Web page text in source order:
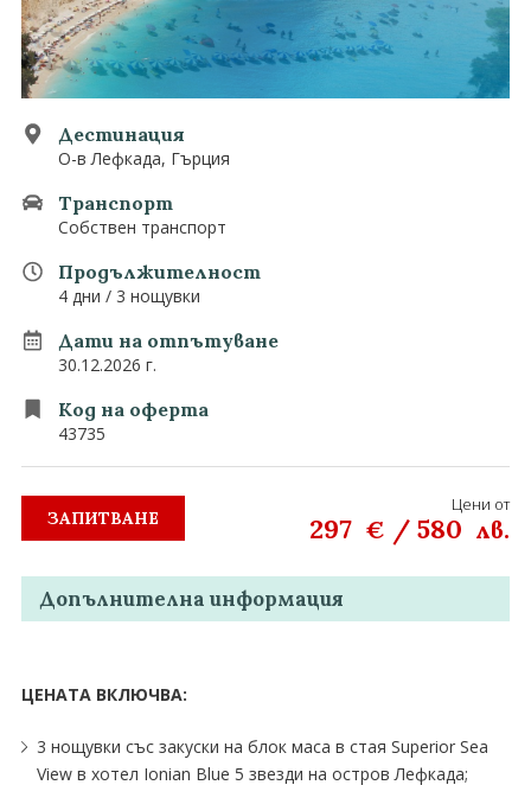
Екзотични
0882 907 335 Запитване
Последвайте ни
Дестинация
О-в Лефкада, Гърция
Транспорт
Собствен транспорт
Продължителност
4 дни / 3 нощувки
Дати на отпътуване
30.12.2026 г.
Код на оферта
43735
ЗАПИТВАНЕ
Цени от
297 € /580 лв.
Допълнителна информация
ЦЕНАТА ВКЛЮЧВА:
3 нощувки със закуски на блок маса в стая Superior Sea
View в хотел Ionian Blue 5 звезди на остров Лефкада;